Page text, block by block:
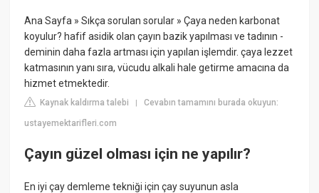
Ana Sayfa » Sıkça sorulan sorular » Çaya neden karbonat
koyulur? hafif asidik olan çayın bazik yapılması ve tadının -
deminin daha fazla artması için yapılan işlemdir. çaya lezzet
katmasının yanı sıra, vücudu alkali hale getirme amacına da
hizmet etmektedir.
Kaynak kaldırma talebi |Cevabın tamamını burada okuyun:
ustayemektarifleri.com
Çayın güzel olması için ne yapılır?
En iyi çay demleme tekniği için çay suyunun asla